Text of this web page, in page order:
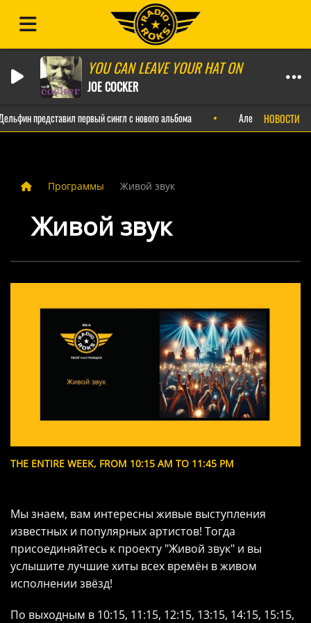
YOU CAN LEAVE YOUR HAT ON
JOE COCKER
НОВОСТИ
представил первый сингл с нового альбома Александр Пушной
Программы Живой звук
Живой звук
THE ENTIRE WEEK, FROM 10:15 AM TO 11:45 PM
Мы знаем, вам интересны живые выступления
известных и популярных артистов! Тогда
присоединяйтесь к проекту "Живой звук" и вы
услышите лучшие хиты всех времён в живом
исполнении звёзд!
По выходным в 10:15, 11:15, 12:15, 13:15, 14:15, 15:15,